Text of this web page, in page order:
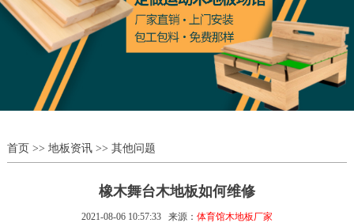
首页>> 地板资讯>> 其他问题
橡木舞台木地板如何维修
2021-08-06 10:57:33 来源： 体育馆木地板厂家